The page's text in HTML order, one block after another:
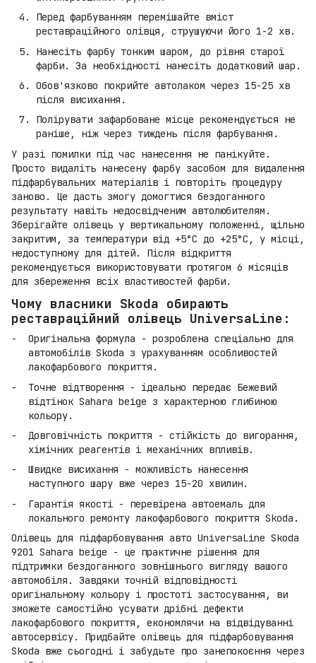
Перед фарбуванням перемішайте вміст
реставраційного олівця, струшуючи його 1-2 хв.
Нанесіть фарбу тонким шаром, до рівня старої
фарби. За необхідності нанесіть додатковий шар.
Обов'язково покрийте автолаком через 15-25 хв
після висихання.
Полірувати зафарбоване місце рекомендується не
раніше, ніж через тиждень після фарбування.
У разі помилки під час нанесення не панікуйте.
Просто видаліть нанесену фарбу засобом для видалення
підфарбувальних матеріалів і повторіть процедуру
заново. Це дасть змогу домогтися бездоганного
результату навіть недосвідченим автолюбителям.
Зберігайте олівець у вертикальному положенні, щільно
закритим, за температури від +5°C до +25°C, у місці,
недоступному для дітей. Після відкриття
рекомендується використовувати протягом 6 місяців
для збереження всіх властивостей фарби.
Чому власники Skoda обирають
реставраційний олівець UniversaLine:
Оригінальна формула - розроблена спеціально для
автомобілів Skoda з урахуванням особливостей
лакофарбового покриття.
Точне відтворення - ідеально передає Бежевий
відтінок Sahara beige з характерною глибиною
кольору.
Довговічність покриття - стійкість до вигорання,
хімічних реагентів і механічних впливів.
Швидке висихання - можливість нанесення
наступного шару вже через 15-20 хвилин.
Гарантія якості - перевірена автоемаль для
локального ремонту лакофарбового покриття Skoda.
Олівець для підфарбовування авто UniversaLine Skoda
9201 Sahara beige - це практичне рішення для
підтримки бездоганного зовнішнього вигляду вашого
автомобіля. Завдяки точній відповідності
оригінальному кольору і простоті застосування, ви
зможете самостійно усувати дрібні дефекти
лакофарбового покриття, економлячи на відвідуванні
автосервісу. Придбайте олівець для підфарбовування
Skoda вже сьогодні і забудьте про занепокоєння через